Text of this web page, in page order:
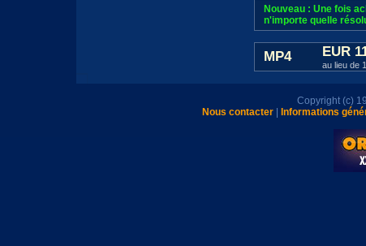
Nouveau : Une fois
n'importe quelle
MP4 EUR
au lieu de
Copyright (c)
Nous contacter| Informations